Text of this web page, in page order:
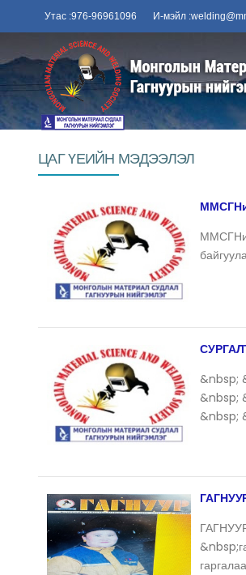
Утас :976-96961096 И-мэйл
ЦАГ ҮЕИЙН МЭДЭЭЛЭЛ
&nbsp;
&nbsp;
&nbsp;